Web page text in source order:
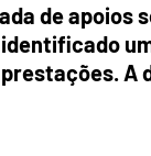
de apoios
A